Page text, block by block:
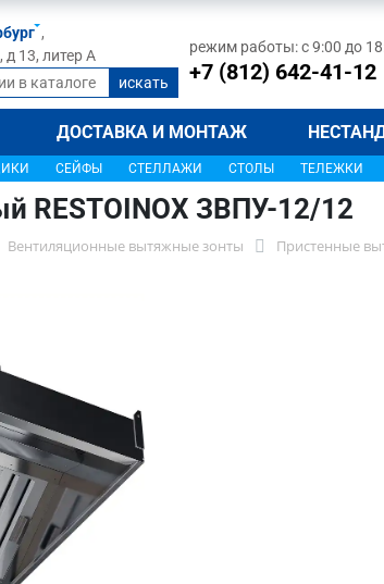
,
13, литер А
режим работы: с 9:00 до
+7 (812) 642-41-12
ДОСТАВКА И МОНТАЖ
СЕЙФЫ СТЕЛЛАЖИ СТОЛЫ ТЕЛЕЖКИ
RESTOINOX ЗВПУ-12/12
Вентиляционные вытяжные зонты Пристенные